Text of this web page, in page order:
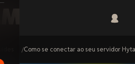
Como se conectar ao seu servidor